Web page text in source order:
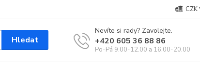
CZK
Hledat
Nevíte si rady? Zavolejte.
+420 605 36 88 86
Po-Pá 9.00-12.00 a 16.00-20.00